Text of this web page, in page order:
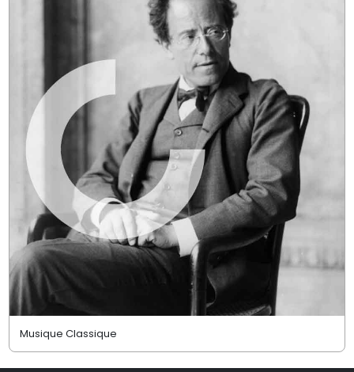
Musique Classique